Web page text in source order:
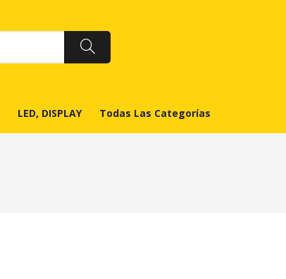
LED, DISPLAY Todas Las Categorías